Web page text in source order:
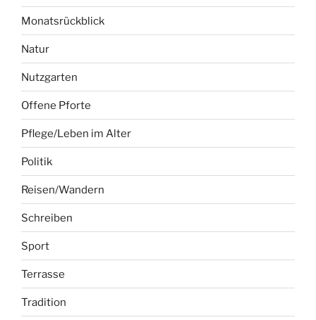
Monatsrückblick
Natur
Nutzgarten
Offene Pforte
Pflege/Leben im Alter
Politik
Reisen/Wandern
Schreiben
Sport
Terrasse
Tradition